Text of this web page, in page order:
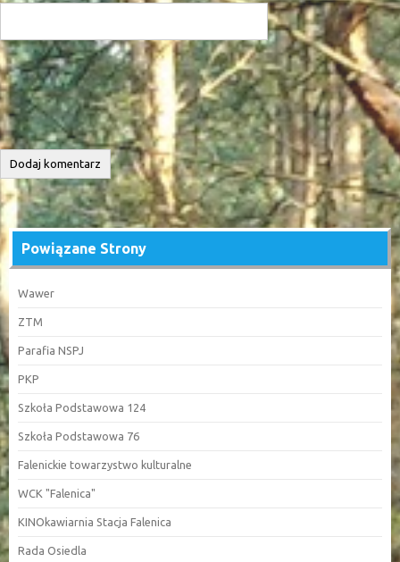
Powiązane Strony
Wawer
ZTM
Parafia NSPJ
PKP
Szkoła Podstawowa 124
Szkoła Podstawowa 76
Falenickie towarzystwo kulturalne
WCK "Falenica"
KINOkawiarnia Stacja Falenica
Rada Osiedla